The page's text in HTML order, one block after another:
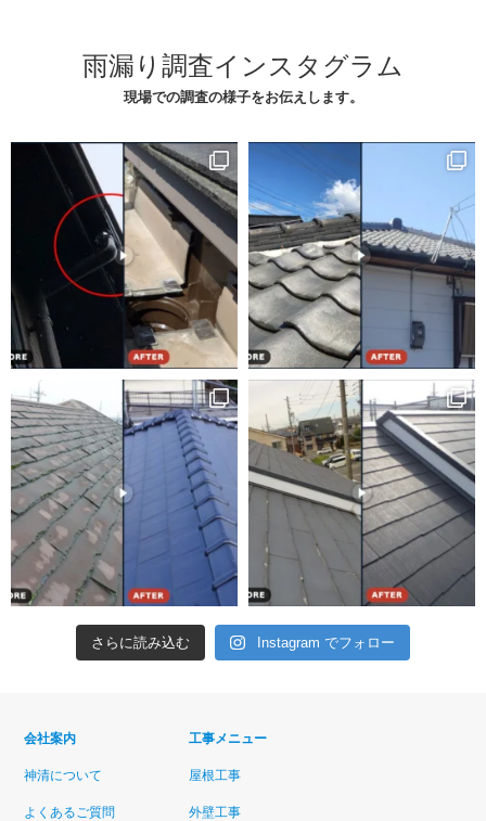
雨漏り調査インスタグラム
現場での調査の様子をお伝えします。
さらに読み込む Instagram でフォロー
会社案内
神清について
よくあるご質問
工事メニュー
屋根工事
外壁工事